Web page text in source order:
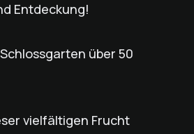
Entdeckung!
über 50
vielfältigen Frucht